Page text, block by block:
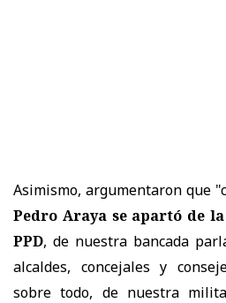
Asimismo, argumentaron que
Pedro Araya se apartó de
PPD, de nuestra bancada
alcaldes, concejales y
sobre todo, de nuestra